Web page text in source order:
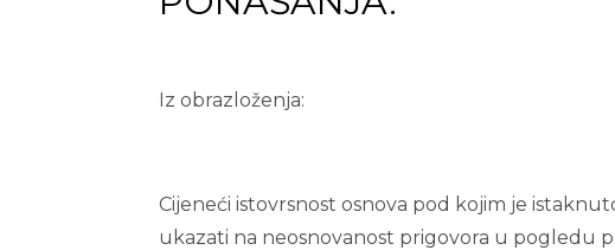
Iz obrazloženja:
Cijeneći istovrsnost osnova pod kojim je
ukazati na neosnovanost prigovora u pogledu